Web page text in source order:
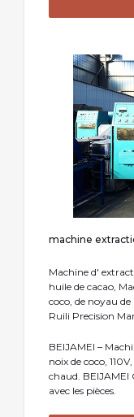
machine
Machine d'
huile de cacao,
coco, de noyau
Ruili Precision
BEIJAMEI –
noix de coco,
chaud. BEIJAMEI
avec les pièces.